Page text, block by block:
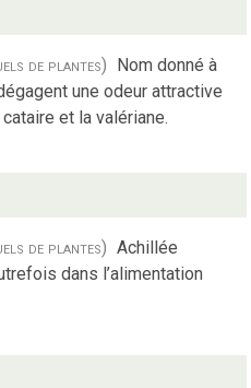
de plantes) Nom donné à
une odeur attractive
et la valériane.
de plantes) Achillée
dans l’alimentation